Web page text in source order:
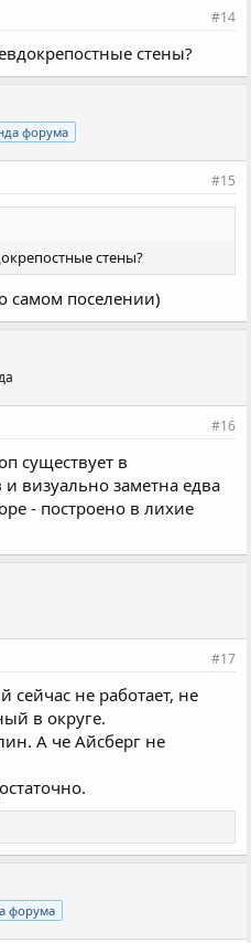
#14
стены?
форума
#15
стены?
самом поселении)
#16
существует в
и визуально заметна едва
- построено в лихие
#17
не работает, не
в округе.
А че Айсберг не
форума